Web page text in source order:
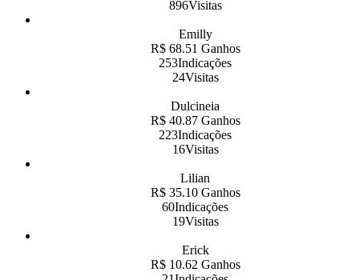
896Visitas
Emilly
R$ 68.51 Ganhos
253Indicações
24Visitas
Dulcineia
R$ 40.87 Ganhos
223Indicações
16Visitas
Lilian
R$ 35.10 Ganhos
60Indicações
19Visitas
Erick
R$ 10.62 Ganhos